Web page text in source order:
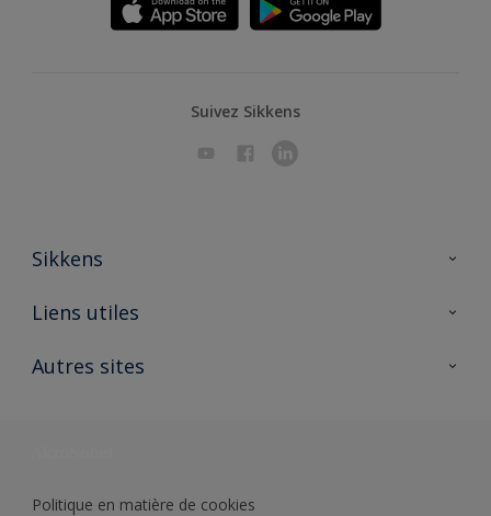
Suivez Sikkens
Sikkens
A propos de Sikkens
Liens utiles
Ouvrir un magasin PASS
Autres sites
Politique en matière de cookies